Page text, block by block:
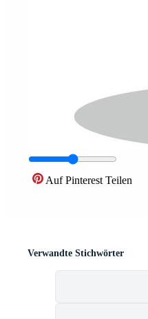
Auf Pinterest Teilen
Verwandte Stichwörter